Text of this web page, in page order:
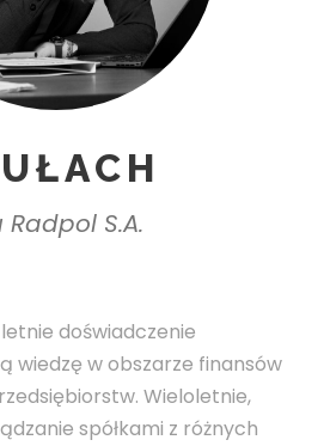
S.A.
doświadczenie
wiedzę w obszarze finansów
Wieloletnie,
spółkami z różnych